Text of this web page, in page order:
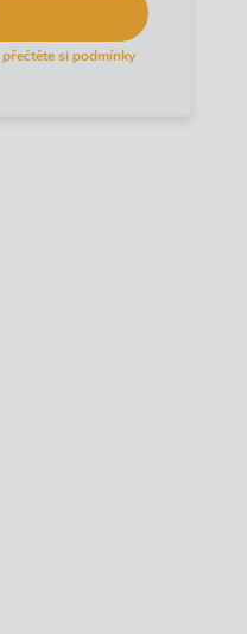
přečtěte si podmínky